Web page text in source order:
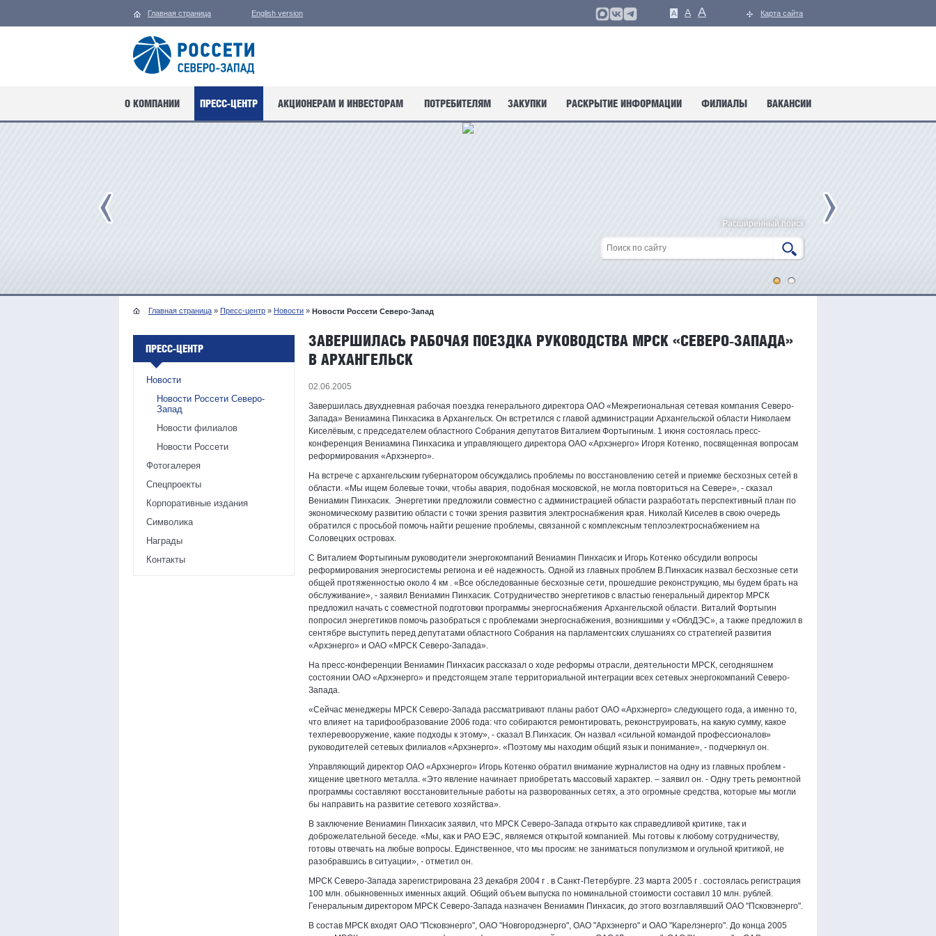
Главная страница English version Карта сайта
A A A
О КОМПАНИИ ПРЕСС-ЦЕНТР АКЦИОНЕРАМ И ИНВЕСТОРАМ ПОТРЕБИТЕЛЯМ ЗАКУПКИ РАСКРЫТИЕ ИНФОРМАЦИИ ФИЛИАЛЫ ВАКАНСИИ
Расширенный поиск
Главная страница » Пресс-центр » Новости » Новости Россети Северо-Запад
ПРЕСС-ЦЕНТР
Новости
Новости Россети Северо-
Запад
Новости филиалов
Новости Россети
Фотогалерея
Спецпроекты
Корпоративные издания
Символика
Награды
Контакты
ЗАВЕРШИЛАСЬ РАБОЧАЯ ПОЕЗДКА РУКОВОДСТВА МРСК «СЕВЕРО-ЗАПАДА»
В АРХАНГЕЛЬСК
02.06.2005
Завершилась двухдневная рабочая поездка генерального директора ОАО «Межрегиональная сетевая компания Северо-
Запада» Вениамина Пинхасика в Архангельск. Он встретился с главой администрации Архангельской области Николаем
Киселёвым, с председателем областного Собрания депутатов Виталием Фортыгиным. 1 июня состоялась пресс-
конференция Вениамина Пинхасика и управляющего директора ОАО «Архэнерго» Игоря Котенко, посвященная вопросам
реформирования «Архэнерго».
На встрече с архангельским губернатором обсуждались проблемы по восстановлению сетей и приемке бесхозных сетей в
области. «Мы ищем болевые точки, чтобы авария, подобная московской, не могла повториться на Севере», - сказал
Вениамин Пинхасик. Энергетики предложили совместно с администрацией области разработать перспективный план по
экономическому развитию области с точки зрения развития электроснабжения края. Николай Киселев в свою очередь
обратился с просьбой помочь найти решение проблемы, связанной с комплексным теплоэлектроснабжением на
Соловецких островах.
С Виталием Фортыгиным руководители энергокомпаний Вениамин Пинхасик и Игорь Котенко обсудили вопросы
реформирования энергосистемы региона и её надежность. Одной из главных проблем В.Пинхасик назвал бесхозные сети
общей протяженностью около 4 км . «Все обследованные бесхозные сети, прошедшие реконструкцию, мы будем брать на
обслуживание», - заявил Вениамин Пинхасик. Сотрудничество энергетиков с властью генеральный директор МРСК
предложил начать с совместной подготовки программы энергоснабжения Архангельской области. Виталий Фортыгин
попросил энергетиков помочь разобраться с проблемами энергоснабжения, возникшими у «ОблДЭС», а также предложил в
сентябре выступить перед депутатами областного Собрания на парламентских слушаниях со стратегией развития
«Архэнерго» и ОАО «МРСК Северо-Запада».
На пресс-конференции Вениамин Пинхасик рассказал о ходе реформы отрасли, деятельности МРСК, сегодняшнем
состоянии ОАО «Архэнерго» и предстоящем этапе территориальной интеграции всех сетевых энергокомпаний Северо-
Запада.
«Сейчас менеджеры МРСК Северо-Запада рассматривают планы работ ОАО «Архэнерго» следующего года, а именно то,
что влияет на тарифообразование 2006 года: что собираются ремонтировать, реконструировать, на какую сумму, какое
техперевооружение, какие подходы к этому», - сказал В.Пинхасик. Он назвал «сильной командой профессионалов»
руководителей сетевых филиалов «Архэнерго». «Поэтому мы находим общий язык и понимание», - подчеркнул он.
Управляющий директор ОАО «Архэнерго» Игорь Котенко обратил внимание журналистов на одну из главных проблем -
хищение цветного металла. «Это явление начинает приобретать массовый характер. – заявил он. - Одну треть ремонтной
программы составляют восстановительные работы на разворованных сетях, а это огромные средства, которые мы могли
бы направить на развитие сетевого хозяйства».
В заключение Вениамин Пинхасик заявил, что МРСК Северо-Запада открыто как справедливой критике, так и
доброжелательной беседе. «Мы, как и РАО ЕЭС, являемся открытой компанией. Мы готовы к любому сотрудничеству,
готовы отвечать на любые вопросы. Единственное, что мы просим: не заниматься популизмом и огульной критикой, не
разобравшись в ситуации», - отметил он.
МРСК Северо-Запада зарегистрирована 23 декабря 2004 г . в Санкт-Петербурге. 23 марта 2005 г . состоялась регистрация
100 млн. обыкновенных именных акций. Общий объем выпуска по номинальной стоимости составил 10 млн. рублей.
Генеральным директором МРСК Северо-Запада назначен Вениамин Пинхасик, до этого возглавлявший ОАО "Псковэнерго".
В состав МРСК входят ОАО "Псковэнерго", ОАО "Новгородэнерго", ОАО "Архэнерго" и ОАО "Карелэнерго". До конца 2005